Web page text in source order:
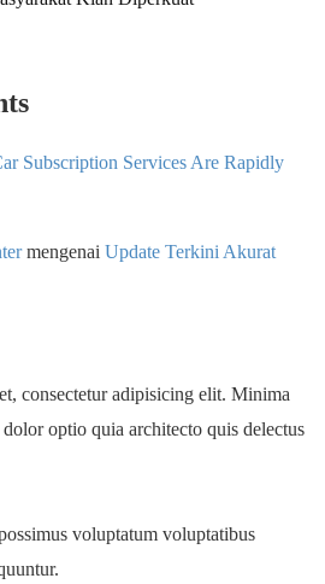
Subscription Services Are Rapidly
mengenai Update Terkini Akurat
consectetur adipisicing elit. Minima
optio quia architecto quis delectus
voluptatum voluptatibus